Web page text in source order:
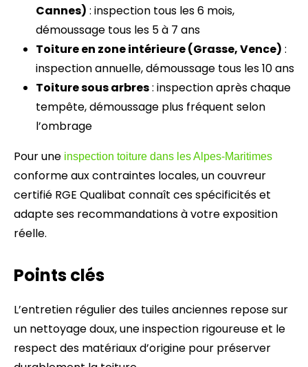
Cannes) : inspection tous les 6 mois,
démoussage tous les 5 à 7 ans
Toiture en zone intérieure (Grasse, Vence) :
inspection annuelle, démoussage tous les 10 ans
Toiture sous arbres: inspection après chaque
tempête, démoussage plus fréquent selon
l’ombrage
Pour une inspection toiture dans les Alpes-Maritimes
conforme aux contraintes locales, un couvreur
certifié RGE Qualibat connaît ces spécificités et
adapte ses recommandations à votre exposition
réelle.
Points clés
L’entretien régulier des tuiles anciennes repose sur
un nettoyage doux, une inspection rigoureuse et le
respect des matériaux d’origine pour préserver